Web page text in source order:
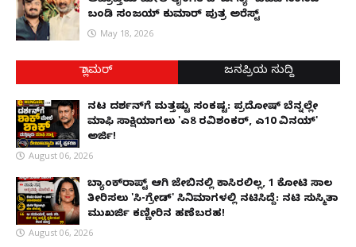
ಬಂಡಿ ಸಂಜಯ್ ಕುಮಾರ್ ಪುತ್ರ ಅರೆಸ್ಟ್
May 18, 2026
ಗ್ಲಾಮರ್ ಜನಪ್ರಿಯ ಸುದ್ದಿ
ನಟ ದರ್ಶನ್‌ಗೆ ಮತ್ತಷ್ಟು ಸಂಕಷ್ಟ: ಪ್ರದೋಷ್ ಬೆನ್ನಲ್ಲೇ
ಮಾಫಿ ಸಾಕ್ಷಿಯಾಗಲು 'ಎ8 ರವಿಶಂಕರ್, ಎ10 ವಿನಯ್'
ಅರ್ಜಿ!
August 06, 2026
ಬ್ಯಾಂಕ್‌ರಾಪ್ಟ್‌ ಆಗಿ ಜೇಬಿನಲ್ಲಿ ಕಾಸಿರಲಿಲ್ಲ, ₹1 ಕೋಟಿ ಸಾಲ
ತೀರಿಸಲು 'ಸಿ-ಗ್ರೇಡ್' ಸಿನಿಮಾಗಳಲ್ಲಿ ನಟಿಸಿದ್ದೆ: ನಟಿ ಸುಸ್ಮಿತಾ
ಮುಖರ್ಜಿ ಕಣ್ಣೀರಿನ ಹಣೆಬರಹ!
August 06, 2026